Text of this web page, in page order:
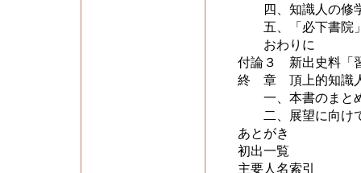
四、知識人の修
五、「必下書院
おわりに
付論３ 新出史料「
終 章 頂上的知識
一、本書のまと
二、展望に向け
あとがき
初出一覧
主要人名索引